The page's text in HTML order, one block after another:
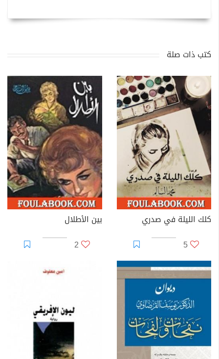
كتب ذات صلة
كلك الليلة في صدري
5
بين الأطلال
2